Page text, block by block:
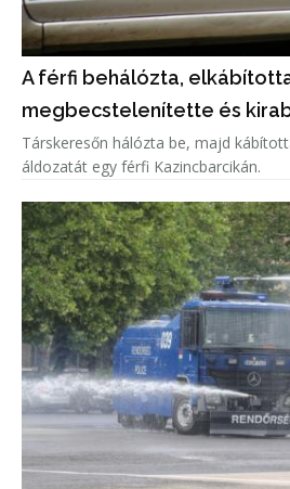
A férfi behálózta,
megbecstelenítette és
Társkeresőn hálózta be, majd
áldozatát egy férfi Kazincbarcikán.